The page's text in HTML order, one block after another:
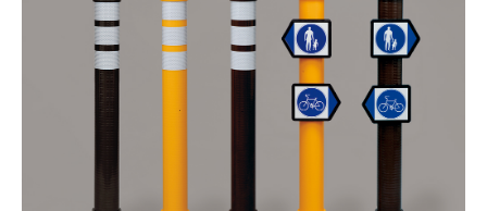
株式会社吾妻商会 会
社案内
製品・サービス
給油カード
(ガソリンカード)
コークス・鋳物